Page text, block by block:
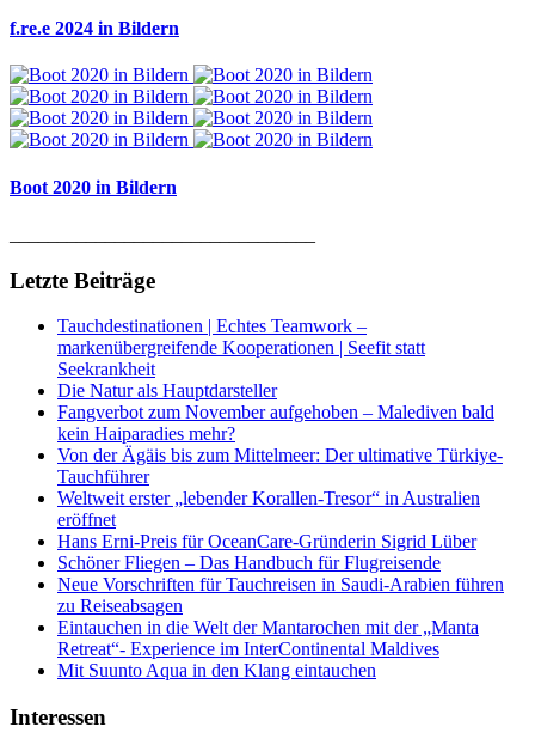
f.re.e 2024 in Bildern
Boot 2020 in Bildern
Letzte Beiträge
Tauchdestinationen | Echtes Teamwork –
markenübergreifende Kooperationen | Seefit statt
Seekrankheit
Die Natur als Hauptdarsteller
Fangverbot zum November aufgehoben – Malediven bald
kein Haiparadies mehr?
Von der Ägäis bis zum Mittelmeer: Der ultimative Türkiye-
Tauchführer
Weltweit erster „lebender Korallen-Tresor“ in Australien
eröffnet
Hans Erni-Preis für OceanCare-Gründerin Sigrid Lüber
Schöner Fliegen – Das Handbuch für Flugreisende
Neue Vorschriften für Tauchreisen in Saudi-Arabien führen
zu Reiseabsagen
Eintauchen in die Welt der Mantarochen mit der „Manta
Retreat“- Experience im InterContinental Maldives
Mit Suunto Aqua in den Klang eintauchen
Interessen